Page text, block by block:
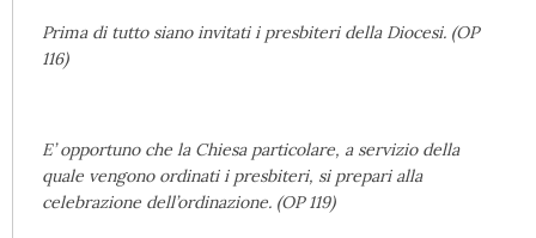
Prima di tutto siano invitati i presbiteri della Diocesi. (OP
116)
E’ opportuno che la Chiesa particolare, a servizio della
quale vengono ordinati i presbiteri, si prepari alla
celebrazione dell’ordinazione. (OP 119)